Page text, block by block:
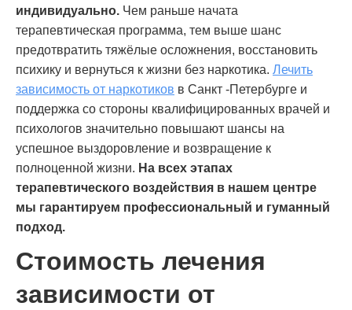
индивидуально. Чем раньше начата
терапевтическая программа, тем выше шанс
предотвратить тяжёлые осложнения, восстановить
психику и вернуться к жизни без наркотика. Лечить
зависимость от наркотиков в Санкт -Петербурге и
поддержка со стороны квалифицированных врачей и
психологов значительно повышают шансы на
успешное выздоровление и возвращение к
полноценной жизни. На всех этапах
терапевтического воздействия в нашем центре
мы гарантируем профессиональный и гуманный
подход.
Стоимость лечения
зависимости от